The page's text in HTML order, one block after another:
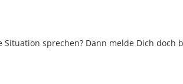
sprechen? Dann melde Dich doch